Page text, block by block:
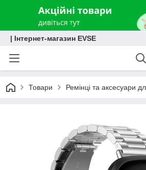
| Інтернет-магазин EVSE
Товари Ремінці та аксесуари